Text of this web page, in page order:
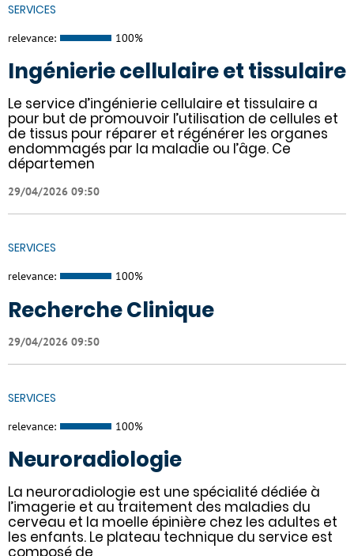
SERVICES
relevance: 100%
Ingénierie cellulaire et tissulaire
Le service d’ingénierie cellulaire et tissulaire a
pour but de promouvoir l’utilisation de cellules et
de tissus pour réparer et régénérer les organes
endommagés par la maladie ou l’âge. Ce
départemen
29/04/2026 09:50
SERVICES
relevance: 100%
Recherche Clinique
29/04/2026 09:50
SERVICES
relevance: 100%
Neuroradiologie
La neuroradiologie est une spécialité dédiée à
l’imagerie et au traitement des maladies du
cerveau et la moelle épinière chez les adultes et
les enfants. Le plateau technique du service est
composé de